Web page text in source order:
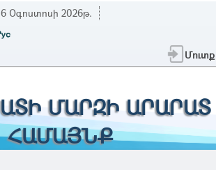
Օգոստոսի 2026թ.
Մուտք
ՄԱՐԶԻ ԱՐԱՐԱՏ
ՀԱՄԱՅՆՔ